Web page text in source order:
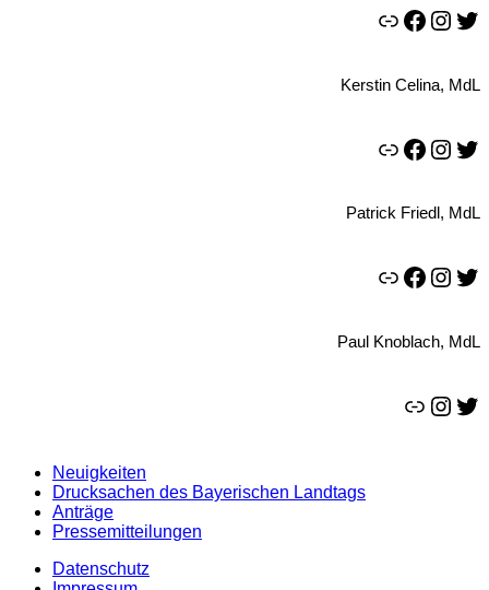
Link Facebook Instagram Twitter
Kerstin Celina, MdL
Link Facebook Instagram Twitter
Patrick Friedl, MdL
Link Facebook Instagram Twitter
Paul Knoblach, MdL
Link Instagram Twitter
Neuigkeiten
Drucksachen des Bayerischen Landtags
Anträge
Pressemitteilungen
Datenschutz